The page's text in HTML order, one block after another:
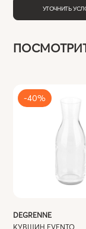
УТОЧНИТЬ
-40%
DEGRENNE
КУВШИН EVENTO